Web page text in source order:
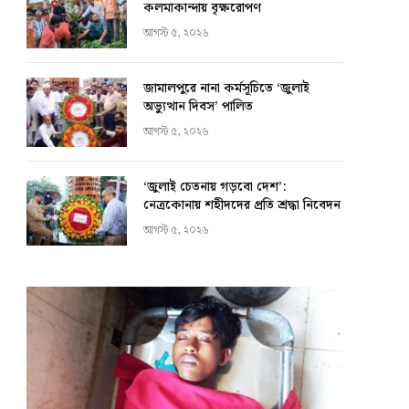
কলমাকান্দায় বৃক্ষরোপণ
আগস্ট ৫, ২০২৬
জামালপুরে নানা কর্মসূচিতে ‘জুলাই
অভ্যুত্থান দিবস’ পালিত
আগস্ট ৫, ২০২৬
‘জুলাই চেতনায় গড়বো দেশ’:
নেত্রকোনায় শহীদদের প্রতি শ্রদ্ধা নিবেদন
আগস্ট ৫, ২০২৬